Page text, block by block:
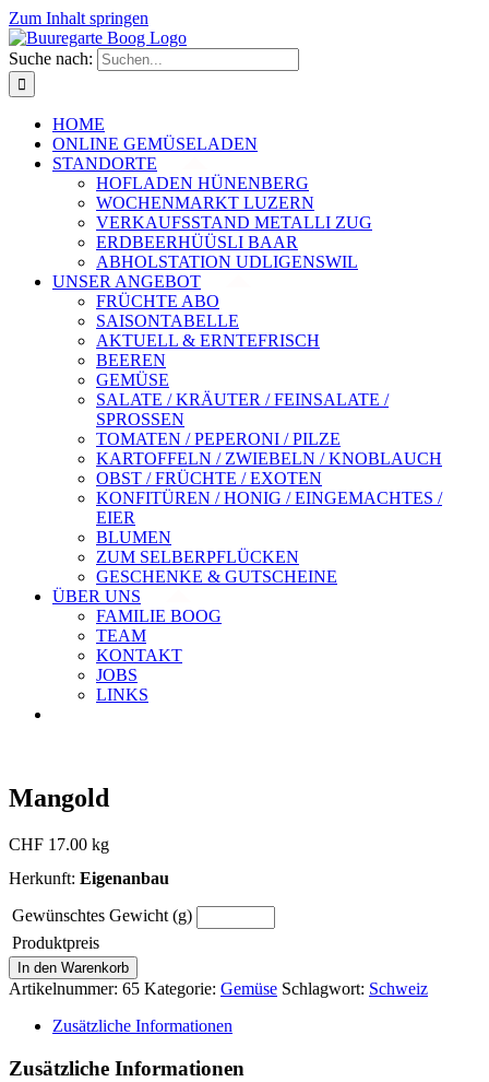
Zum Inhalt springen
Suche nach:
HOME
ONLINE GEMÜSELADEN
STANDORTE
HOFLADEN HÜNENBERG
WOCHENMARKT LUZERN
VERKAUFSSTAND METALLI ZUG
ERDBEERHÜÜSLI BAAR
ABHOLSTATION UDLIGENSWIL
UNSER ANGEBOT
FRÜCHTE ABO
SAISONTABELLE
AKTUELL & ERNTEFRISCH
BEEREN
GEMÜSE
SALATE / KRÄUTER / FEINSALATE /
SPROSSEN
TOMATEN / PEPERONI / PILZE
KARTOFFELN / ZWIEBELN / KNOBLAUCH
OBST / FRÜCHTE / EXOTEN
KONFITÜREN / HONIG / EINGEMACHTES /
EIER
BLUMEN
ZUM SELBERPFLÜCKEN
GESCHENKE & GUTSCHEINE
ÜBER UNS
FAMILIE BOOG
TEAM
KONTAKT
JOBS
LINKS
Mangold
CHF 17.00 kg
Herkunft: Eigenanbau
Gewünschtes Gewicht (g)
Produktpreis
In den Warenkorb
Artikelnummer: 65 Kategorie: Gemüse Schlagwort: Schweiz
Zusätzliche Informationen
Zusätzliche Informationen